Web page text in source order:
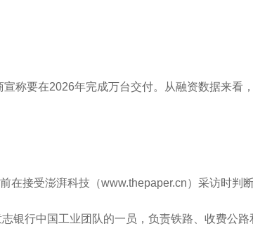
称要在2026年完成万台交付。从融资数据来看
在接受澎湃科技（www.thepaper.cn）采访时判
行中国工业团队的一员，负责铁路、收费公路